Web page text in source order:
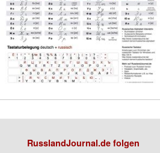
RusslandJournal.de folgen